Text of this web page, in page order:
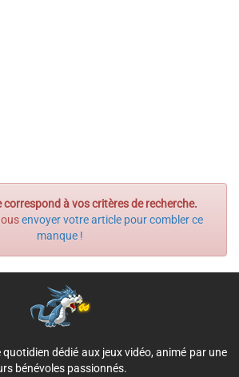
correspond à vos critères de recherche.
envoyer votre article pour combler ce
manque !
dédié aux jeux vidéo, animé par une
bénévoles passionnés.